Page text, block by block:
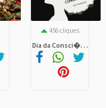
456 cliques
Dia da Consci�. . .